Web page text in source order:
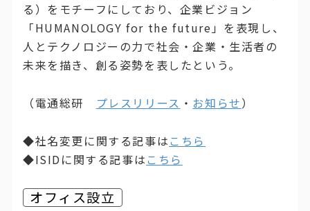
る）をモチーフにしており、企業ビジョン
「HUMANOLOGY for the future」を表現し、
人とテクノロジーの力で社会・企業・生活者の
未来を描き、創る姿勢を表したという。
（電通総研 プレスリリース ・ お知らせ）
◆社名変更に関する記事は こちら
◆ISIDに関する記事は こちら
オフィス設立